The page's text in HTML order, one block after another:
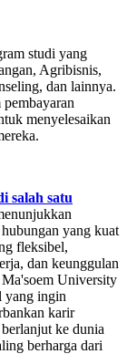
studi yang
Agribisnis,
dan lainnya.
menyelesaikan
salah satu
yang kuat
fleksibel,
dan keunggulan
Ma'soem University
yang ingin
karir
ke dunia
berharga dari